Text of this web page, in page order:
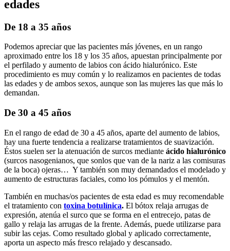
edades
De 18 a 35 años
Podemos apreciar que las pacientes más jóvenes, en un rango
aproximado entre los 18 y los 35 años, apuestan principalmente por
el perfilado y aumento de labios con ácido hialurónico. Este
procedimiento es muy común y lo realizamos en pacientes de todas
las edades y de ambos sexos, aunque son las mujeres las que más lo
demandan.
De 30 a 45 años
En el rango de edad de 30 a 45 años, aparte del aumento de labios,
hay una fuerte tendencia a realizarse tratamientos de suavización.
Éstos suelen ser la atenuación de surcos mediante ácido hialurónico
(surcos nasogenianos, que sonlos que van de la nariz a las comisuras
de la boca) ojeras… Y también son muy demandados el modelado y
aumento de estructuras faciales, como los pómulos y el mentón.
También en muchas/os pacientes de esta edad es muy recomendable
el tratamiento con toxina botulínica. El bótox relaja arrugas de
expresión, atenúa el surco que se forma en el entrecejo, patas de
gallo y relaja las arrugas de la frente. Además, puede utilizarse para
subir las cejas. Como resultado global y aplicado correctamente,
aporta un aspecto más fresco relajado y descansado.